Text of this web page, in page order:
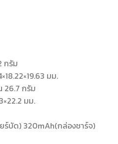
กรัม
มม.
26.7 กรัม
มม.
ร์บัด) 320mAh(กล่องชาร์จ)